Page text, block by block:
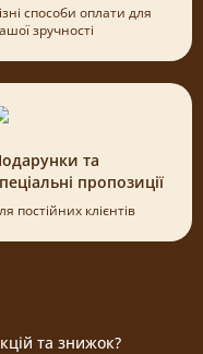
способи оплати для
зручності
та
пропозиції
постійних клієнтів
та знижок?